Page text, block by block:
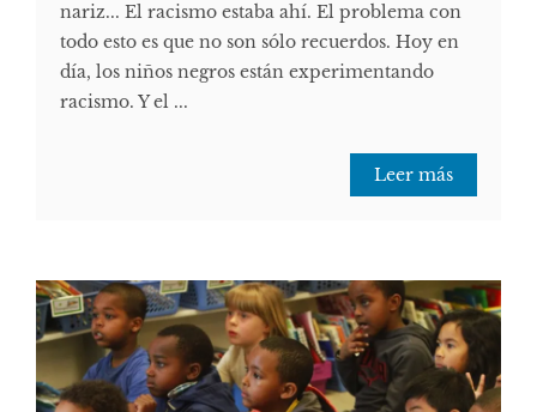
nariz... El racismo estaba ahí. El problema con
todo esto es que no son sólo recuerdos. Hoy en
día, los niños negros están experimentando
racismo. Y el ...
Leer más